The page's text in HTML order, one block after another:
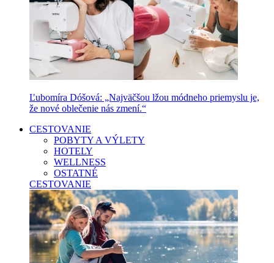
Ľubomíra Dóšová: „Najväčšou lžou módneho priemyslu je,
že nové oblečenie nás zmení.“
CESTOVANIE
POBYTY A VÝLETY
HOTELY
WELLNESS
OSTATNÉ
CESTOVANIE